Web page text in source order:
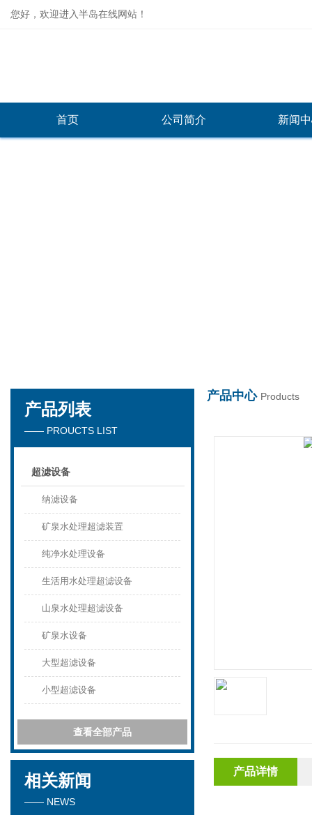
您好，欢迎进入半岛在线网站！
首页 公司简介 新闻
产品中心 Products
产品详情
产品列表
—— PROUCTS LIST
超滤设备
纳滤设备
矿泉水处理超滤装置
纯净水处理设备
生活用水处理超滤设备
山泉水处理超滤设备
矿泉水设备
大型超滤设备
小型超滤设备
查看全部产品
相关新闻
—— NEWS